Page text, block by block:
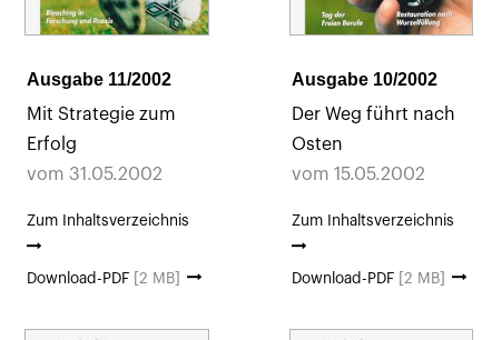
Ausgabe 11/2002
Mit Strategie zum
Erfolg
vom 31.05.2002
Zum Inhaltsverzeichnis
Download-PDF [2 MB]
Ausgabe 10/2002
Der Weg führt nach
Osten
vom 15.05.2002
Zum Inhaltsverzeichnis
Download-PDF [2 MB]